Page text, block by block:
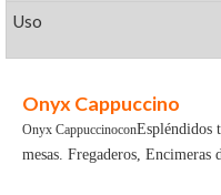
Uso
Onyx Cappuccino
Onyx CappuccinoconEspléndidos
mesas. Fregaderos,